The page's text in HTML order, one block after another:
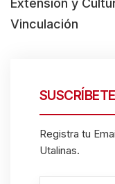
Extensión y
Vinculación
SUSCRÍBETE
Registra tu
Utalinas.